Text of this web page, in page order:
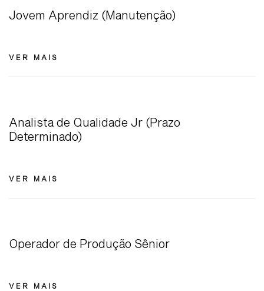
Jovem Aprendiz (Manutenção)
VER MAIS
Analista de Qualidade Jr (Prazo
Determinado)
VER MAIS
Operador de Produção Sênior
VER MAIS